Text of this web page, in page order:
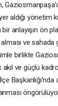
aldığı yönetim
anlayışın ön
ve sahada
birlikte
akıl ve güçlü